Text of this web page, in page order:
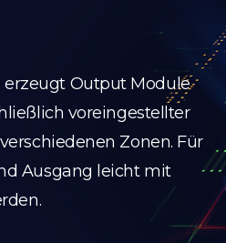
Output Module
voreingestellter
Zonen. Für
Ausgang leicht mit